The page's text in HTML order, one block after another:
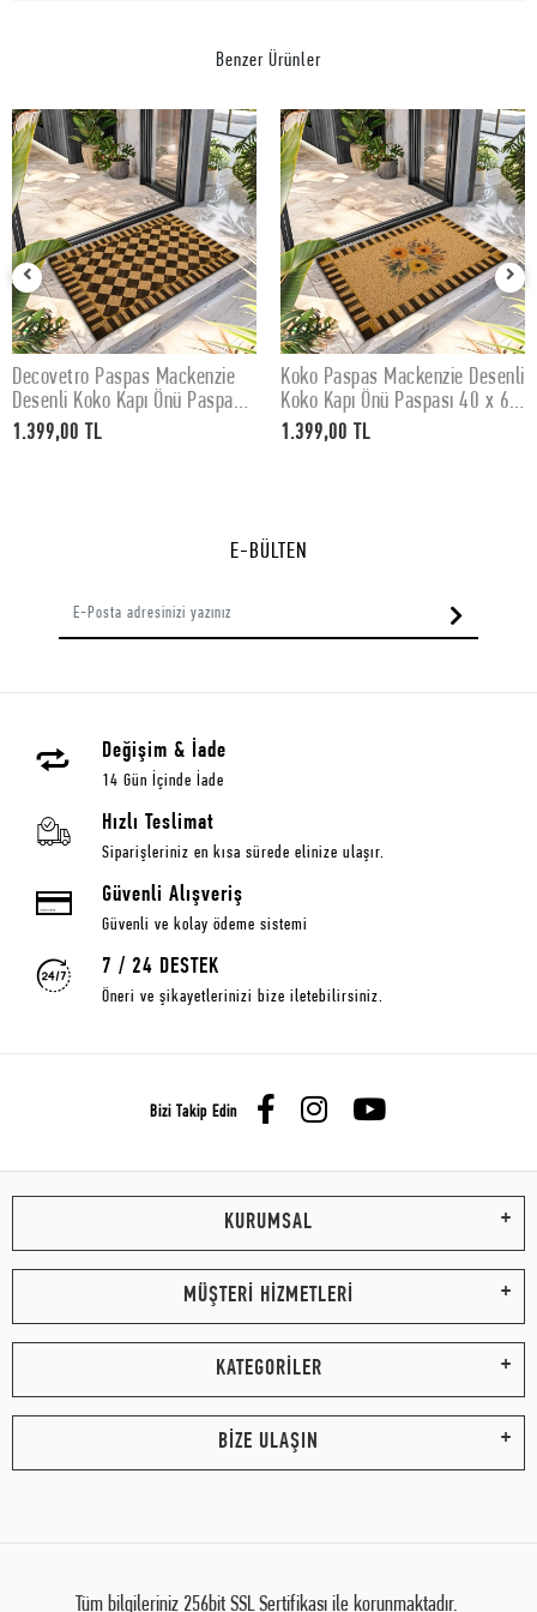
Benzer Ürünler
SEPETE EKLE
Decovetro Paspas Mackenzie
Desenli Koko Kapı Önü Paspası
40 x 60 cm
1.399,00 TL
SEPETE EKLE
Koko Paspas Mackenzie Desenli
Koko Kapı Önü Paspası 40 x 60
cm
1.399,00 TL
E-BÜLTEN
Değişim & İade
14 Gün İçinde İade
Hızlı Teslimat
Siparişleriniz en kısa sürede elinize ulaşır.
Güvenli Alışveriş
Güvenli ve kolay ödeme sistemi
7 / 24 DESTEK
Öneri ve şikayetlerinizi bize iletebilirsiniz.
Bizi Takip Edin
KURUMSAL
MÜŞTERİ HİZMETLERİ
KATEGORİLER
BİZE ULAŞIN
Tüm bilgileriniz 256bit SSL Sertifikası ile korunmaktadır.